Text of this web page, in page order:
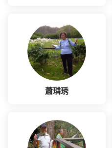
蕭璘琇